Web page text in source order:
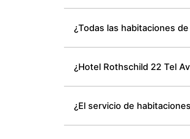
¿Todas las habitaciones
¿Hotel Rothschild 22 Tel
¿El servicio de